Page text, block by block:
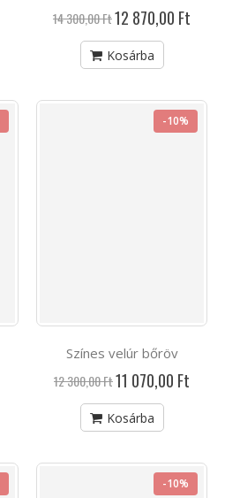
14 300,00 FtAkciós
ár
12 870,00 Ft
Kosárba
-10%
Színes velúr bőröv
12 300,00 FtAkciós
ár
11 070,00 Ft
Kosárba
-10%